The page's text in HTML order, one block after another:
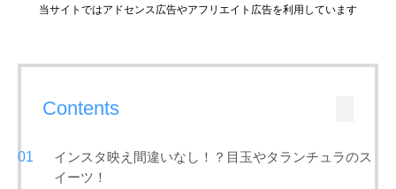
当サイトではアドセンス広告やアフリエイト広告を利用しています
Contents
インスタ映え間違いなし！？目玉やタランチュラのス
イーツ！